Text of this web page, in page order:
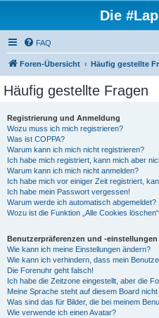
Die
FAQ
Foren-Übersicht Häufig gestellte
Häufig gestellte Fragen
Registrierung und Anmeldung
Wozu muss ich mich registrieren?
Was ist COPPA?
Warum kann ich mich nicht registrieren?
Ich habe mich registriert, kann mich aber
Warum kann ich mich nicht anmelden?
Ich habe mich vor einiger Zeit registriert,
Ich habe mein Passwort vergessen!
Warum werde ich automatisch abgemeldet?
Wozu ist die Funktion „Alle Cookies
Benutzerpräferenzen und -einstellungen
Wie kann ich meine Einstellungen ändern?
Wie kann ich verhindern, dass mein
Die Forenuhr geht falsch!
Ich habe die Zeitzone eingestellt, aber die
Meine Sprache steht auf diesem Board
Was sind das für Bilder, die bei meinem
Wie verwende ich einen Avatar?